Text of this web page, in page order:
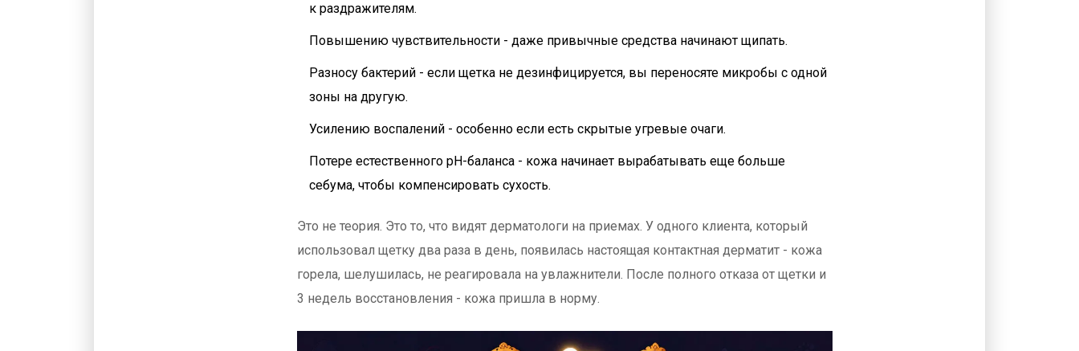
к раздражителям.
Повышению чувствительности - даже привычные средства начинают щипать.
Разносу бактерий - если щетка не дезинфицируется, вы переносяте микробы с одной
зоны на другую.
Усилению воспалений - особенно если есть скрытые угревые очаги.
Потере естественного pH-баланса - кожа начинает вырабатывать еще больше
себума, чтобы компенсировать сухость.
Это не теория. Это то, что видят дерматологи на приемах. У одного клиента, который
использовал щетку два раза в день, появилась настоящая контактная дерматит - кожа
горела, шелушилась, не реагировала на увлажнители. После полного отказа от щетки и
3 недель восстановления - кожа пришла в норму.